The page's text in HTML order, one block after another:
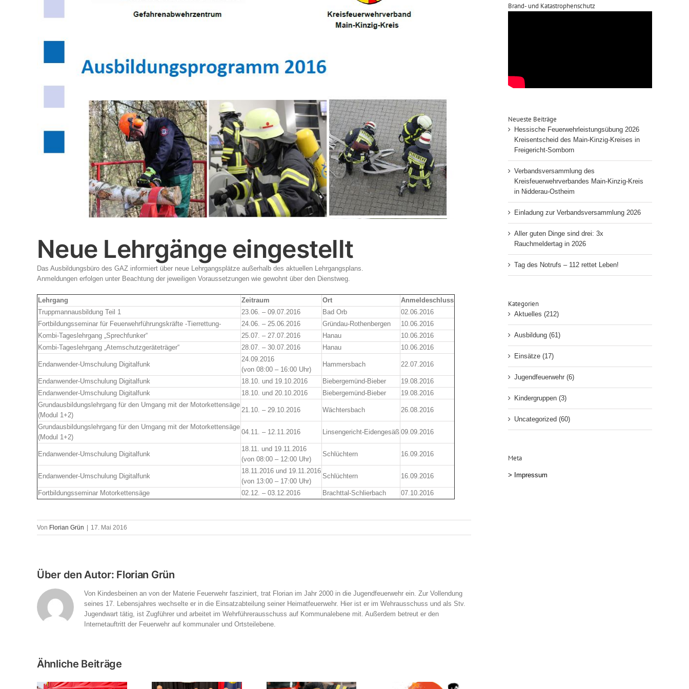
Neue Lehrgänge eingestellt
Das Ausbildungsbüro des GAZ informiert über neue Lehrgangsplätze außerhalb des aktuellen Lehrgangsplans.
Anmeldungen erfolgen unter Beachtung der jeweiligen Voraussetzungen wie gewohnt über den Dienstweg.
Lehrgang Zeitraum Ort
Anmeldeschluss
Truppmannausbildung Teil 1
23.06. – 09.07.2016 Bad Orb
02.06.2016
Fortbildungsseminar für Feuerwehrführungskräfte -Tierrettung-
24.06. – 25.06.2016 Gründau-Rothenbergen
10.06.2016
Kombi-Tageslehrgang „Sprechfunker“
25.07. – 27.07.2016 Hanau
10.06.2016
Kombi-Tageslehrgang „Atemschutzgeräteträger“
28.07. – 30.07.2016 Hanau 10.06.2016
Endanwender-Umschulung Digitalfunk
24.09.2016
(von 08:00 – 16:00 Uhr)
Hammersbach 22.07.2016
Endanwender-Umschulung Digitalfunk 18.10. und 19.10.2016 Biebergemünd-Bieber
19.08.2016
Endanwender-Umschulung Digitalfunk
18.10. und 20.10.2016 Biebergemünd-Bieber
19.08.2016
Grundausbildungslehrgang für den Umgang mit der Motorkettensäge
(Modul 1+2)
21.10. – 29.10.2016 Wächtersbach 26.08.2016
Grundausbildungslehrgang für den Umgang mit der Motorkettensäge
(Modul 1+2)
04.11. – 12.11.2016 Linsengericht-Eidengesäß 09.09.2016
Endanwender-Umschulung Digitalfunk
18.11. und 19.11.2016
(von 08:00 – 12:00 Uhr)
Schlüchtern 16.09.2016
Endanwender-Umschulung Digitalfunk
18.11.2016 und 19.11.2016
(von 13:00 – 17:00 Uhr)
Schlüchtern 16.09.2016
Fortbildungsseminar Motorkettensäge 02.12. – 03.12.2016 Brachttal-Schlierbach 07.10.2016
Von Florian Grün | 17. Mai 2016
Über den Autor: Florian Grün
Von Kindesbeinen an von der Materie Feuerwehr fasziniert, trat Florian im Jahr 2000 in die Jugendfeuerwehr ein. Zur Vollendung
seines 17. Lebensjahres wechselte er in die Einsatzabteilung seiner Heimatfeuerwehr. Hier ist er im Wehrausschuss und als Stv.
Jugendwart tätig, ist Zugführer und arbeitet im Wehrführerausschuss auf Kommunalebene mit. Außerdem betreut er den
Internetauftritt der Feuerwehr auf kommunaler und Ortsteilebene.
Ähnliche Beiträge
Brand- und Katastrophenschutz
Neueste Beiträge
Hessische Feuerwehrleistungsübung 2026
Kreisentscheid des Main-Kinzig-Kreises in
Freigericht-Somborn
Verbandsversammlung des
Kreisfeuerwehrverbandes Main-Kinzig-Kreis
in Nidderau-Ostheim
Einladung zur Verbandsversammlung 2026
Aller guten Dinge sind drei: 3x
Rauchmeldertag in 2026
Tag des Notrufs – 112 rettet Leben!
Kategorien
Aktuelles (212)
Ausbildung (61)
Einsätze (17)
Jugendfeuerwehr (6)
Kindergruppen (3)
Uncategorized (60)
Meta
> Impressum